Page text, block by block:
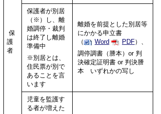
保
護
者
保護者が別居
（※）し、離
婚調停・裁判
は終了し離婚
準備中
※別居とは、
住民票が別で
あることを言
います
離婚を前提とした別居等
にかかる申立書
（
Word PDF）、
調停調書（謄本）or 判
決確定証明書 or 判決謄
本 いずれかの写し
児童を監護す
る者が増えた